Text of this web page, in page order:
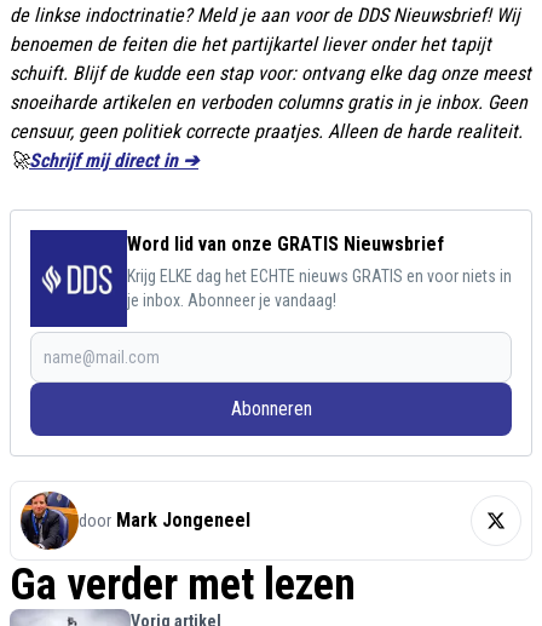
de linkse indoctrinatie? Meld je aan voor de DDS Nieuwsbrief! Wij
benoemen de feiten die het partijkartel liever onder het tapijt
schuift. Blijf de kudde een stap voor: ontvang elke dag onze meest
snoeiharde artikelen en verboden columns gratis in je inbox. Geen
censuur, geen politiek correcte praatjes. Alleen de harde realiteit.
🚀Schrijf mij direct in ➔
Word lid van onze GRATIS Nieuwsbrief
Krijg ELKE dag het ECHTE nieuws GRATIS en voor niets in
je inbox. Abonneer je vandaag!
Abonneren
door Mark Jongeneel
Ga verder met lezen
Vorig artikel